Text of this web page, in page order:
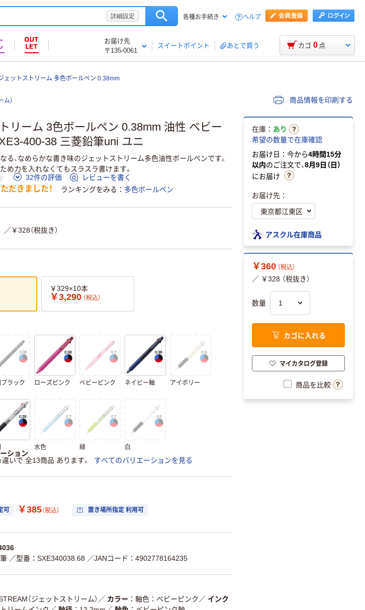
詳細設定 各種お手続き ヘルプ
お届け先
〒135-0061
スイートポイント あとで買う カゴ 0 点
ェットストリーム 多色ボールペン 0.38mm
） 商品情報を印刷する
リーム 3色ボールペン 0.38mm 油性 ベビー
400-38 三菱鉛筆uni ユニ
る、なめらかな書き味のジェットストリーム多色油性ボールペンです。
め力を入れなくてもスラスラ書けます。
32件の評価 レビューを書く
だきました！ ランキングをみる 多色ボールペン
／￥328（税抜き）
￥329×10本
￥3,290 （税込）
ラック ローズピンク ベビーピンク ネイビー軸 アイボリー
水色 緑 白
ション
違いで 全13商品 あります。
すべてのバリエーションを見る
可 ￥385（税込） 置き場所指定 利用可
／型番：SXE340038.68 ／JANコード：4902778164235
（ジェットストリーム） ／ カラー 軸色：ベビーピンク ／ インク
在庫： あり
希望の数量で在庫確認
お届け日：今から4時間15分
以内のご注文で、8月9日（日）
にお届け
お届け先：
アスクル在庫商品
￥360 （税込）
／ ￥328 （税抜き）
数量
カゴに入れる
マイカタログ登録
商品を比較